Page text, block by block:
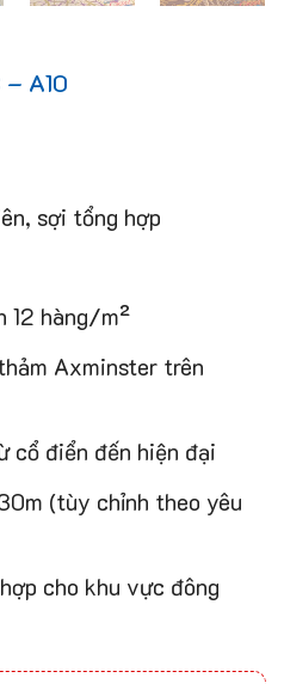
A10
sợi tổng hợp
12 hàng/m²
Axminster trên
cổ điển đến hiện đại
(tùy chỉnh theo yêu
cho khu vực đông